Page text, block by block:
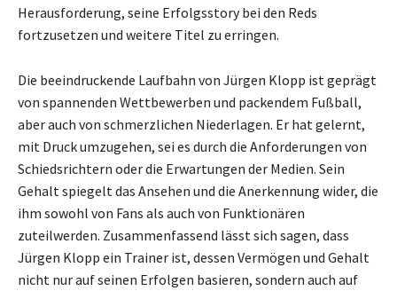
Herausforderung, seine Erfolgsstory bei den Reds
fortzusetzen und weitere Titel zu erringen.
Die beeindruckende Laufbahn von Jürgen Klopp ist geprägt
von spannenden Wettbewerben und packendem Fußball,
aber auch von schmerzlichen Niederlagen. Er hat gelernt,
mit Druck umzugehen, sei es durch die Anforderungen von
Schiedsrichtern oder die Erwartungen der Medien. Sein
Gehalt spiegelt das Ansehen und die Anerkennung wider, die
ihm sowohl von Fans als auch von Funktionären
zuteilwerden. Zusammenfassend lässt sich sagen, dass
Jürgen Klopp ein Trainer ist, dessen Vermögen und Gehalt
nicht nur auf seinen Erfolgen basieren, sondern auch auf